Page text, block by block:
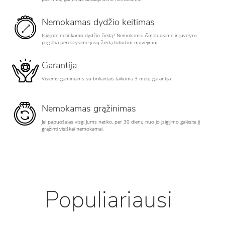
Nemokamas dydžio keitimas
Įsigijote netinkamo dydžio žiedą? Nemokamai išmatuosime ir juvelyro
pagalba perdarysime jūsų žiedą tobulam mūvėjimui.
Garantija
Visiems gaminiams su briliantais taikoma 3 metų garantija
Nemokamas grąžinimas
Jei papuošalas visgi Jums netiko, per 30 dienų nuo jo įsigijimo galėsite jį
grąžinti visiškai nemokamai.
Populiariausi